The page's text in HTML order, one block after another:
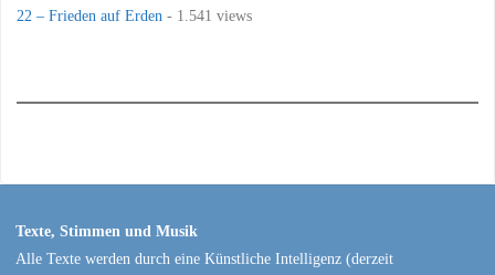
22 – Frieden auf Erden - 1.541 views
Texte, Stimmen und Musik
Alle Texte werden durch eine Künstliche Intelligenz (derzeit